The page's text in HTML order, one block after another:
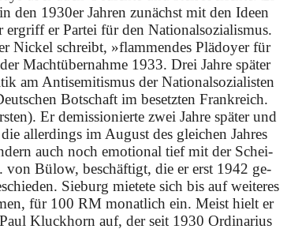
den 1930er Jah­ren zu­nächst mit den Ideen
er Par­tei für den Na­tio­nal­so­zia­lis­mus.
Nickel schreibt, »flam­men­des Plä­doy­er für
Macht­über­nah­me 1933. Drei Jah­re spä­ter
am An­ti­se­mi­tis­mus der Na­tio­nal­so­zia­li­sten
Bot­schaft im be­setz­ten Frank­reich.
Er de­mis­sio­nier­te zwei Jah­re spä­ter und
al­ler­dings im Au­gust des glei­chen Jah­res
auch noch emo­tio­nal tief mit der Schei­
von Bülow, be­schäf­tigt, die er erst 1942 ge­
Sieburg mie­te­te sich bis auf wei­te­res
für 100 RM mo­nat­lich ein. Meist hielt er
Kluck­horn auf, der seit 1930 Or­di­na­ri­us